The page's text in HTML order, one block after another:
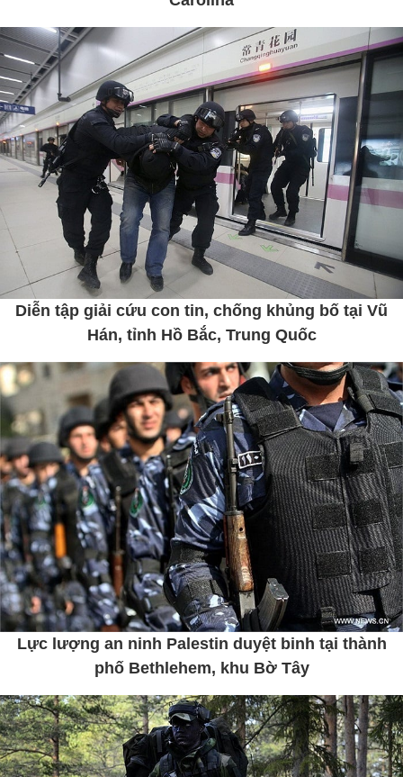
Diễn tập giải cứu con tin, chống khủng bố tại Vũ
Hán, tỉnh Hồ Bắc, Trung Quốc
Lực lượng an ninh Palestin duyệt binh tại thành
phố Bethlehem, khu Bờ Tây